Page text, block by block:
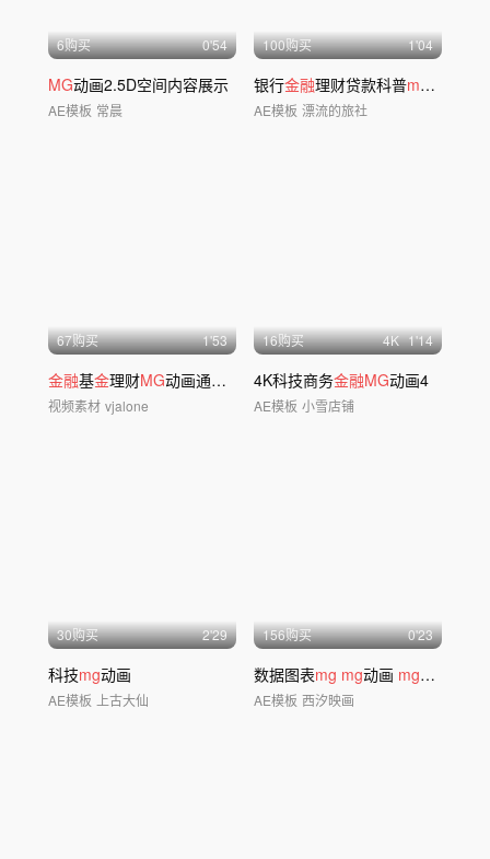
6购买 0'54
MG动画2.5D空间内容展示
AE模板 常晨
100购买 1'04
银行金融理财贷款科普mg 动画
AE模板 漂流的旅社
67购买 1'53
金融基金理财MG动画通用视频素材
视频素材 vjalone
16购买 4K 1'14
4K科技商务金融MG动画4
AE模板 小雪店铺
30购买 2'29
科技mg动画
AE模板 上古大仙
156购买 0'23
数据图表mg mg动画 mg模板
AE模板 西汐映画